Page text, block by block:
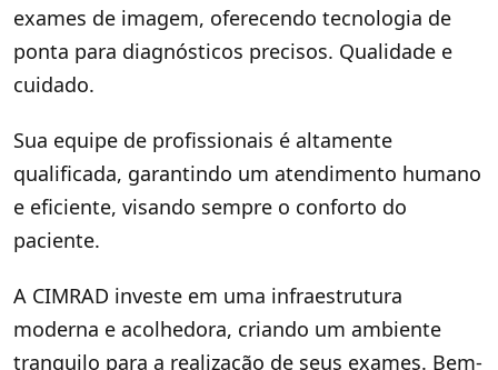
exames de imagem, oferecendo tecnologia de
ponta para diagnósticos precisos. Qualidade e
cuidado.
Sua equipe de profissionais é altamente
qualificada, garantindo um atendimento humano
e eficiente, visando sempre o conforto do
paciente.
A CIMRAD investe em uma infraestrutura
moderna e acolhedora, criando um ambiente
tranquilo para a realização de seus exames. Bem-